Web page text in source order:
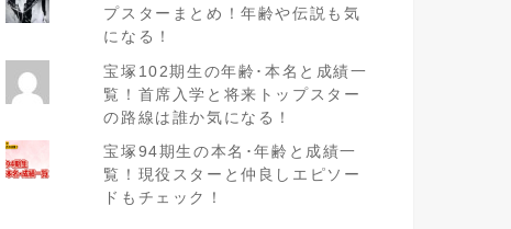
プスターまとめ！年齢や伝説も気
になる！
宝塚102期生の年齢･本名と成績一
覧！首席入学と将来トップスター
の路線は誰か気になる！
宝塚94期生の本名･年齢と成績一
覧！現役スターと仲良しエピソー
ドもチェック！